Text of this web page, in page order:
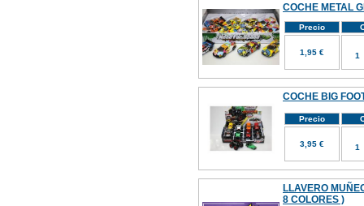
COCHE METAL
Precio
1,95 €
COCHE BIG
Precio
3,95 €
LLAVERO
8 COLORES )